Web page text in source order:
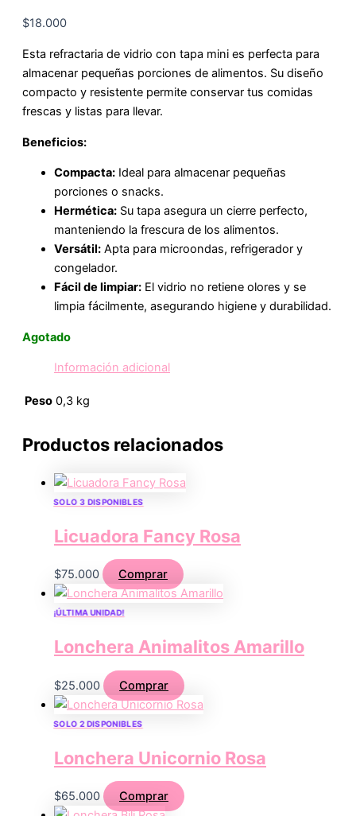
$18.000
Esta refractaria de vidrio con tapa mini es perfecta para
almacenar pequeñas porciones de alimentos. Su diseño
compacto y resistente permite conservar tus comidas
frescas y listas para llevar.
Beneficios:
Compacta: Ideal para almacenar pequeñas
porciones o snacks.
Hermética: Su tapa asegura un cierre perfecto,
manteniendo la frescura de los alimentos.
Versátil: Apta para microondas, refrigerador y
congelador.
Fácil de limpiar: El vidrio no retiene olores y se
limpia fácilmente, asegurando higiene y durabilidad.
Agotado
Información adicional
Peso 0,3 kg
Productos relacionados
SOLO 3 DISPONIBLES
Licuadora Fancy Rosa
$75.000 Comprar
¡ÚLTIMA UNIDAD!
Lonchera Animalitos Amarillo
$25.000 Comprar
SOLO 2 DISPONIBLES
Lonchera Unicornio Rosa
$65.000 Comprar